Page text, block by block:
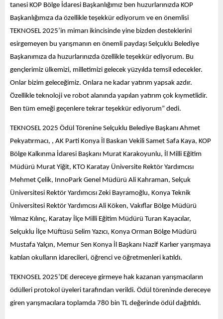
tanesi KOP Bölge İdaresi Başkanlığımız ben huzurlarınızda KOP
Başkanlığımıza da özellikle teşekkür ediyorum ve en önemlisi
TEKNOSEL 2025’in mimarı ikincisinde yine bizden desteklerini
esirgemeyen bu yarışmanın en önemli paydaşı Selçuklu Belediye
Başkanımıza da huzurlarınızda özellikle teşekkür ediyorum. Bu
gençlerimiz ülkemizi, milletimizi gelecek yüzyılda temsil edecekler.
Onlar bizim geleceğimiz. Onlara ne kadar yatırım yapsak azdır.
Özellikle teknoloji ve robot alanında yapılan yatırım çok kıymetlidir.
Ben tüm emeği geçenlere tekrar teşekkür ediyorum” dedi.
TEKNOSEL 2025 Ödül Törenine Selçuklu Belediye Başkanı Ahmet
Pekyatırmacı, , AK Parti Konya İl Baskan Vekili Samet Safa Kaya, KOP
Bölge Kalkınma İdaresi Başkanı Murat Karakoyunlu, İl Milli Eğitim
Müdürü Murat Yiğit, KTO Karatay Üniversite Rektör Yardımcısı
Mehmet Çelik, InnoPark Genel Müdürü Ali Kahraman, Selçuk
Üniversitesi Rektör Yardımcısı Zeki Bayramoğlu, Konya Teknik
Üniversitesi Rektör Yardımcısı Ali Köken, Vakıflar Bölge Müdürü
Yılmaz Kılınç, Karatay İlçe Milli Eğitim Müdürü Turan Kayacılar,
Selçuklu İlçe Müftüsü Selim Yazıcı, Konya Orman Bölge Müdürü
Mustafa Yalçın, Memur Sen Konya İl Başkanı Nazif Karlıer yarışmaya
katılan okulların idarecileri, öğrenci ve öğretmenleri katıldı.
TEKNOSEL 2025’DE dereceye girmeye hak kazanan yarışmacıların
ödülleri protokol üyeleri tarafından verildi. Ödül töreninde dereceye
giren yarışmacılara toplamda 780 bin TL değerinde ödül dağıtıldı.